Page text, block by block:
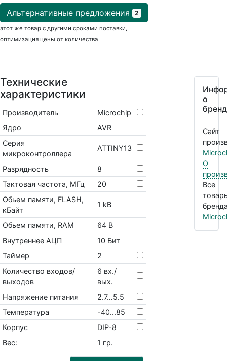
Альтернативные предложения 2
этот же товар с другими сроками поставки,
оптимизация цены от количества
Технические
характеристики
Производитель
Microchip
Ядро
AVR
Серия
микроконтроллера
ATTINY13
Разрядность
8
Тактовая частота, МГц
20
Обьем памяти, FLASH,
кБайт
1 kB
Обьем памяти, RAM
64 B
Внутреннее АЦП
10 Бит
Таймер
2
Количество входов/
выходов
6 вх./
вых.
Напряжение питания
2.7…5.5
Температура
-40...85
Корпус
DIP-8
Вес:
1 гр.
о
Сайт
О
Все